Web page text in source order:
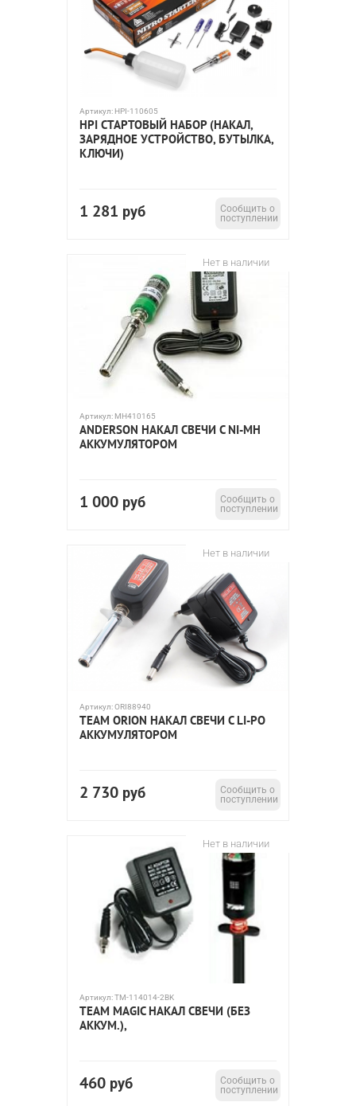
Артикул: HPI-110605
HPI СТАРТОВЫЙ НАБОР (НАКАЛ,
ЗАРЯДНОЕ УСТРОЙСТВО, БУТЫЛКА,
КЛЮЧИ)
1 281 руб
Сообщить о
поступлении
Нет в наличии
Артикул: MH410165
ANDERSON НАКАЛ СВЕЧИ С NI-MH
АККУМУЛЯТОРОМ
1 000 руб
Сообщить о
поступлении
Нет в наличии
Артикул:ORI88940
TEAM ORION НАКАЛ СВЕЧИ С LI-PO
АККУМУЛЯТОРОМ
2 730 руб
Сообщить о
поступлении
Нет в наличии
Артикул:TM-114014-2BK
TEAM MAGIC НАКАЛ СВЕЧИ (БЕЗ
АККУМ.),
460 руб
Сообщить о
поступлении